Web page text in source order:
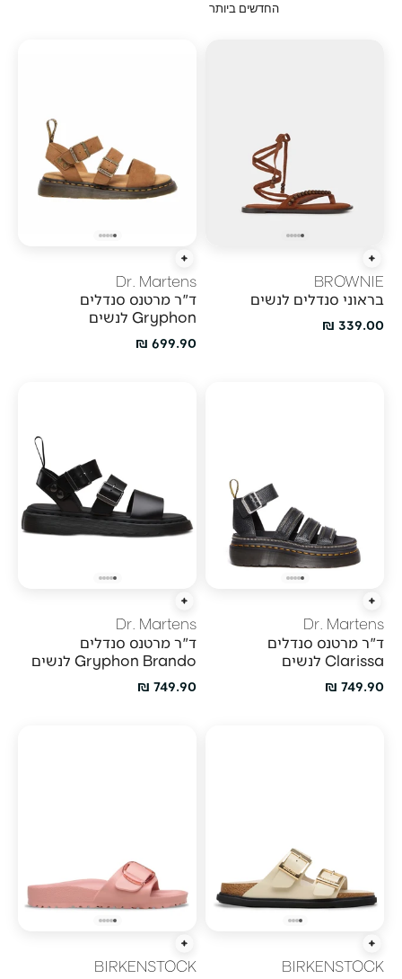
החדשים ביותר
הוספה מהירה
BROWNIE
בראוני סנדלים לנשים
מחיר מבצע
339.00 ₪
הוספה מהירה
Dr. Martens
ד"ר מרטנס סנדלים
Gryphon לנשים
מחיר מבצע
699.90 ₪
הוספה מהירה
Dr. Martens
ד"ר מרטנס סנדלים
Clarissa לנשים
מחיר מבצע
749.90 ₪
הוספה מהירה
Dr. Martens
ד"ר מרטנס סנדלים
Gryphon Brando לנשים
מחיר מבצע
749.90 ₪
הוספה מהירה
BIRKENSTOCK
הוספה מהירה
BIRKENSTOCK